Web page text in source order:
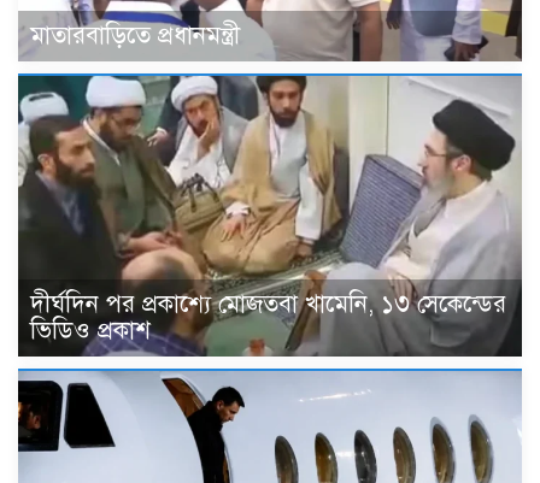
মাতারবাড়িতে প্রধানমন্ত্রী
দীর্ঘদিন পর প্রকাশ্যে মোজতবা খামেনি, ১৩ সেকেন্ডের
ভিডিও প্রকাশ